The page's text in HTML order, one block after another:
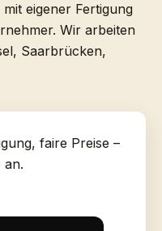
eigener Fertigung
Wir arbeiten
Saarbrücken,
faire Preise –
an.